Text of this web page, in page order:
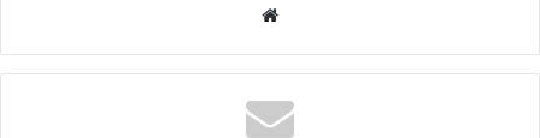
Website